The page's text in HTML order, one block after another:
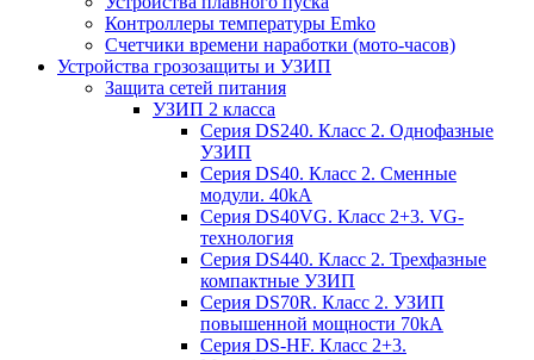
Контроллеры температуры Emko
Счетчики времени наработки (мото-часов)
Устройства грозозащиты и УЗИП
Защита сетей питания
УЗИП 2 класса
Серия DS240. Класс 2. Однофазные
УЗИП
Серия DS40. Класс 2. Сменные
модули. 40kA
Серия DS40VG. Класс 2+3. VG-
технология
Серия DS440. Класс 2. Трехфазные
компактные УЗИП
Серия DS70R. Класс 2. УЗИП
повышенной мощности 70kA
Серия DS-HF. Класс 2+3.